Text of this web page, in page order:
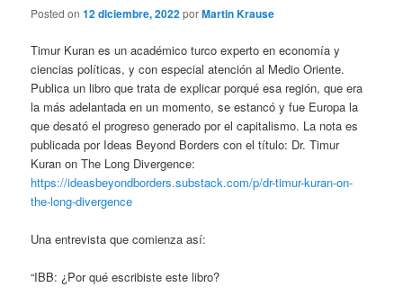
Posted on12 diciembre, 2022porMartin Krause
Timur Kuran es un académico turco experto en economía y
ciencias políticas, y con especial atención al Medio Oriente.
Publica un libro que trata de explicar porqué esa región, que era
la más adelantada en un momento, se estancó y fue Europa la
que desató el progreso generado por el capitalismo. La nota es
publicada por Ideas Beyond Borders con el título: Dr. Timur
Kuran on The Long Divergence:
https://ideasbeyondborders.substack.com/p/dr-timur-kuran-on-
the-long-divergence
Una entrevista que comienza así:
“IBB: ¿Por qué escribiste este libro?